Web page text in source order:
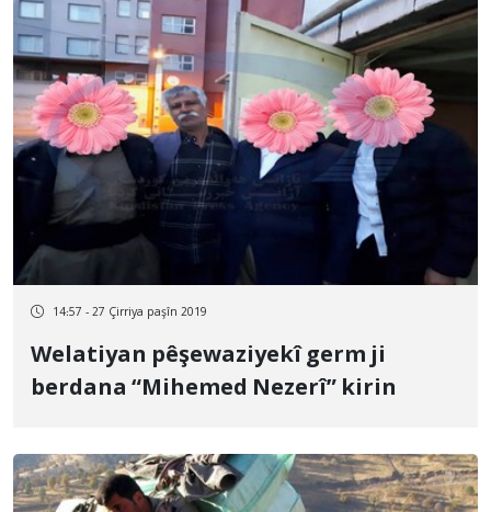
14:57 - 27 Çirriya paşîn 2019
Welatiyan pêşewaziyekî germ ji
berdana “Mihemed Nezerî” kirin